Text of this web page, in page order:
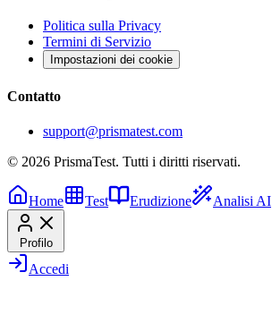
Politica sulla Privacy
Termini di Servizio
Impostazioni dei cookie
Contatto
support@prismatest.com
© 2026 PrismaTest. Tutti i diritti riservati.
Home Test Erudizione Analisi AI
Profilo
Accedi